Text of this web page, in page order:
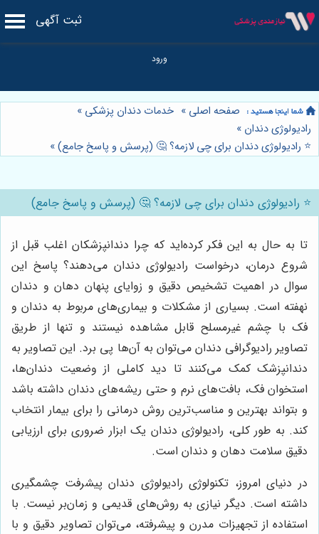
ثبت آگهی
صفحه اصلی » خدمات دندان پزشکی »
رادیولوژی دندان »
⭐️ رادیولوژی دندان برای چی لازمه؟ 🤔 (پرسش و پاسخ جامع)»
⭐️ رادیولوژی دندان برای چی لازمه؟ 🤔 (پرسش و پاسخ جامع)
تا به حال به این فکر کرده‌اید که چرا دندانپزشکان اغلب قبل از
شروع درمان، درخواست رادیولوژی دندان می‌دهند؟ پاسخ این
سوال در اهمیت تشخیص دقیق و زوایای پنهان دهان و دندان
نهفته است. بسیاری از مشکلات و بیماری‌های مربوط به دندان و
فک با چشم غیرمسلح قابل مشاهده نیستند و تنها از طریق
تصاویر رادیوگرافی دندان می‌توان به آن‌ها پی برد. این تصاویر به
دندانپزشک کمک می‌کنند تا دید کاملی از وضعیت دندان‌ها،
استخوان فک، بافت‌های نرم و حتی ریشه‌های دندان داشته باشد
و بتواند بهترین و مناسب‌ترین روش درمانی را برای بیمار انتخاب
کند. به طور کلی، رادیولوژی دندان یک ابزار ضروری برای ارزیابی
دقیق سلامت دهان و دندان است.
در دنیای امروز، تکنولوژی رادیولوژی دندان پیشرفت چشمگیری
داشته است. دیگر نیازی به روش‌های قدیمی و زمان‌بر نیست. با
استفاده از تجهیزات مدرن و پیشرفته، می‌توان تصاویر دقیق و با